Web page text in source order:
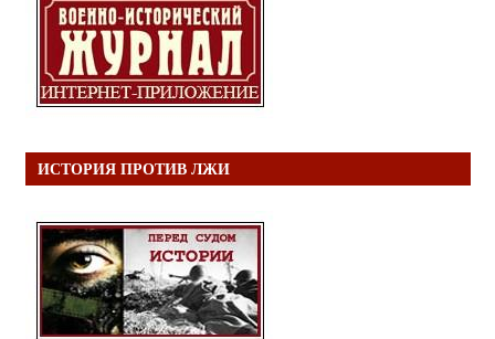
ИСТОРИЯ ПРОТИВ ЛЖИ